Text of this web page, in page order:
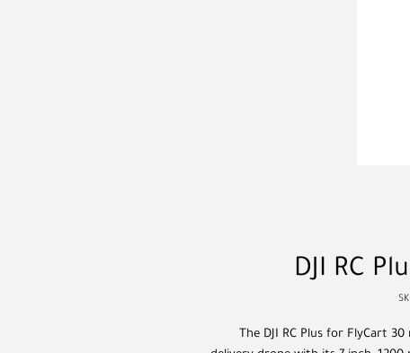
DJI RC
The DJI RC Plus for FlyCart